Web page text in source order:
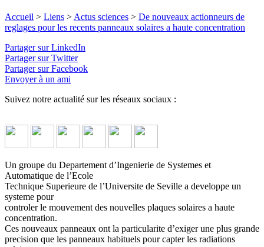
Accueil > Liens > Actus sciences > De nouveaux actionneurs de
reglages pour les recents panneaux solaires a haute concentration
Partager sur LinkedIn
Partager sur Twitter
Partager sur Facebook
Envoyer à un ami
Suivez notre actualité sur les réseaux sociaux :
Un groupe du Departement d’Ingenierie de Systemes et
Automatique de l’Ecole
Technique Superieure de l’Universite de Seville a developpe un
systeme pour
controler le mouvement des nouvelles plaques solaires a haute
concentration.
Ces nouveaux panneaux ont la particularite d’exiger une plus grande
precision que les panneaux habituels pour capter les radiations